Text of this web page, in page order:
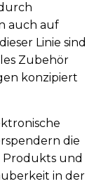
auch auf
Linie sind
Zubehör
konzipiert
die
Produkts und
in der